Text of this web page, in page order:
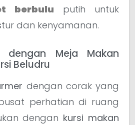
berbulu putih untuk
dan kenyamanan.
dengan Meja Makan
Beludru
dengan corak yang
perhatian di ruang
dengan kursi makan